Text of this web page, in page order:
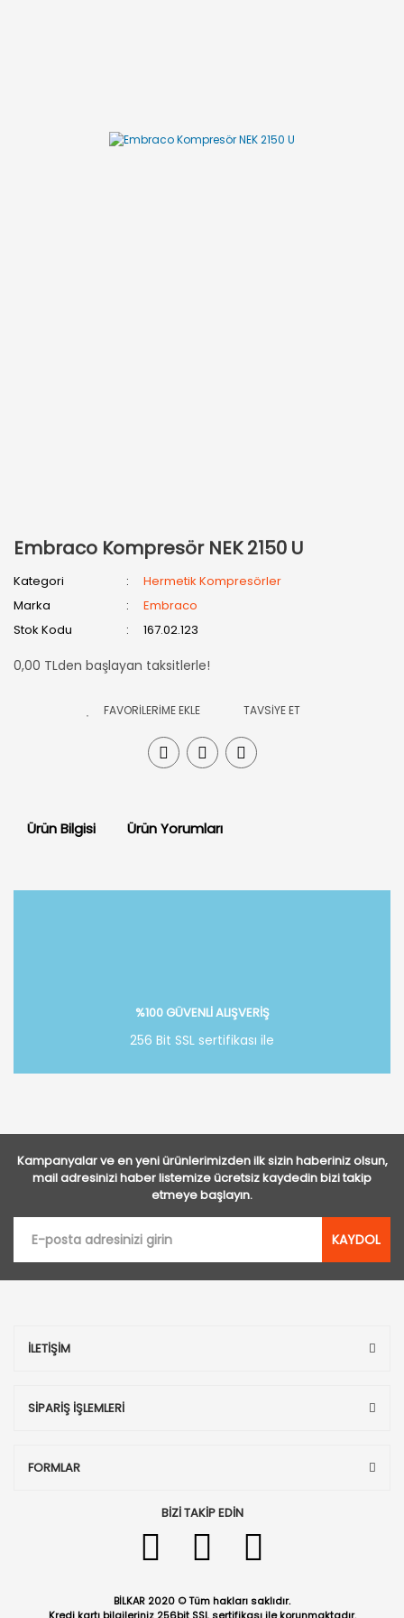
Embraco Kompresör NEK 2150 U
Kategori
Hermetik Kompresörler
Marka
Embraco
Stok Kodu
167.02.123
0,00 TLden başlayan taksitlerle!
TAVSİYE ET
Ürün Bilgisi Ürün Yorumları
%100 GÜVENLİ ALIŞVERİŞ
256 Bit SSL sertifikası ile
Kampanyalar ve en yeni ürünlerimizden ilk sizin haberiniz olsun,
mail adresinizi haber listemize ücretsiz kaydedin bizi takip
etmeye başlayın.
KAYDOL
İLETİŞİM
SİPARİŞ İŞLEMLERİ
FORMLAR
BİZİ TAKİP EDİN
BİLKAR 2020 © Tüm hakları saklıdır.